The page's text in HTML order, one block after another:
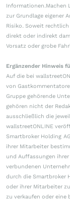
Informationen.Machen
zur Grundlage eigener
Risiko. Soweit
direkt oder indirekt
Vorsatz oder grobe
Ergänzender Hinweis
Auf die bei
von
Gruppe gehörende
gehören nicht der
ausschließlich die
wallstreetONLINE
Smartbroker Holding
ihrer Mitarbeiter
und Auffassungen
verbundenen
durch die Smartbroker
oder ihrer Mitarbeiter
zu verkaufen oder eine